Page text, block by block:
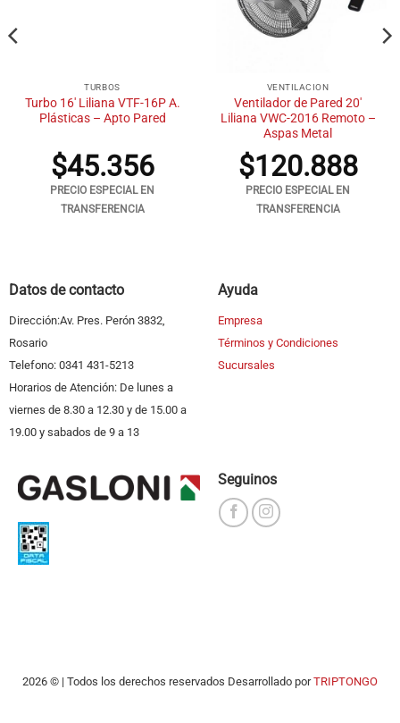
TURBOS
Turbo 16′ Liliana VTF-16P A.
Plásticas – Apto Pared
$45.356
PRECIO ESPECIAL EN
TRANSFERENCIA
VENTILACION
Ventilador de Pared 20′
Liliana VWC-2016 Remoto –
Aspas Metal
$120.888
PRECIO ESPECIAL EN
TRANSFERENCIA
Datos de contacto
Dirección:Av. Pres. Perón 3832,
Rosario
Telefono: 0341 431-5213
Horarios de Atención: De lunes a
viernes de 8.30 a 12.30 y de 15.00 a
19.00 y sabados de 9 a 13
Ayuda
Empresa
Términos y Condiciones
Sucursales
Seguinos
2026 © | Todos los derechos reservados Desarrollado porTRIPTONGO